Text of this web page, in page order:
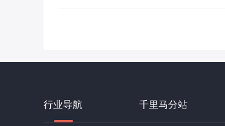
行业导航 千里马分站